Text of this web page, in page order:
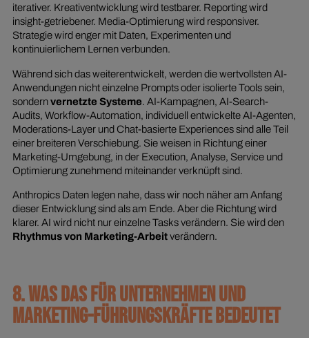
iterativer. Kreativentwicklung wird testbarer. Reporting wird
insight-getriebener. Media-Optimierung wird responsiver.
Strategie wird enger mit Daten, Experimenten und
kontinuierlichem Lernen verbunden.
Während sich das weiterentwickelt, werden die wertvollsten AI-
Anwendungen nicht einzelne Prompts oder isolierte Tools sein,
sondernvernetzte Systeme. AI-Kampagnen, AI-Search-
Audits, Workflow-Automation, individuell entwickelte AI-Agenten,
Moderations-Layer und Chat-basierte Experiences sind alle Teil
einer breiteren Verschiebung. Sie weisen in Richtung einer
Marketing-Umgebung, in der Execution, Analyse, Service und
Optimierung zunehmend miteinander verknüpft sind.
Anthropics Daten legen nahe, dass wir noch näher am Anfang
dieser Entwicklung sind als am Ende. Aber die Richtung wird
klarer. AI wird nicht nur einzelne Tasks verändern. Sie wird den
Rhythmus von Marketing-Arbeitverändern.
8. WAS DAS FÜR UNTERNEHMEN UND
MARKETING-FÜHRUNGSKRÄFTE BEDEUTET